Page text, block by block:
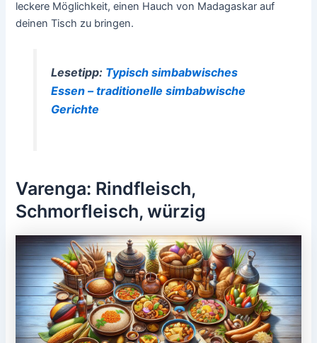
leckere Möglichkeit, einen Hauch von Madagaskar auf
deinen Tisch zu bringen.
Lesetipp: Typisch simbabwisches
Essen – traditionelle simbabwische
Gerichte
Varenga: Rindfleisch,
Schmorfleisch, würzig